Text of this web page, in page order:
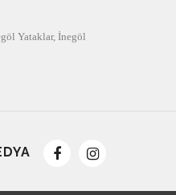
Yataklar, İnegöl